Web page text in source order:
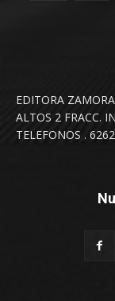
EDITORA
ALTOS 2 FRACC.
TELEFONOS .